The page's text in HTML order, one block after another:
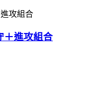
＋進攻組合